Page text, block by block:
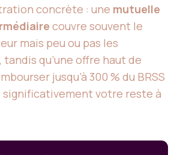
concrète : une mutuelle
couvre souvent le
mais peu ou pas les
qu’une offre haut de
jusqu’à 300 % du BRSS
votre reste à